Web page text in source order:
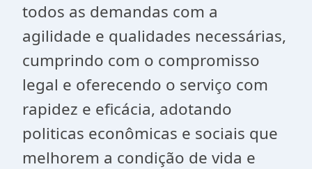
todos as demandas com a
agilidade e qualidades necessárias,
cumprindo com o compromisso
legal e oferecendo o serviço com
rapidez e eficácia, adotando
politicas econômicas e sociais que
melhorem a condição de vida e